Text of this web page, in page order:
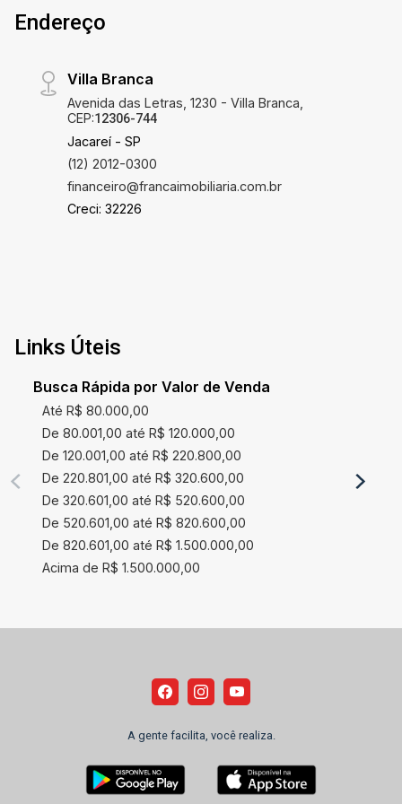
Endereço
Villa Branca
Avenida das Letras, 1230 - Villa Branca,
CEP:12306-744
Jacareí - SP
(12) 2012-0300
financeiro@francaimobiliaria.com.br
Creci: 32226
Links Úteis
Busca Rápida por Valor de Venda
Até R$ 80.000,00
De 80.001,00 até R$ 120.000,00
De 120.001,00 até R$ 220.800,00
De 220.801,00 até R$ 320.600,00
De 320.601,00 até R$ 520.600,00
De 520.601,00 até R$ 820.600,00
De 820.601,00 até R$ 1.500.000,00
Acima de R$ 1.500.000,00
A gente facilita, você realiza.